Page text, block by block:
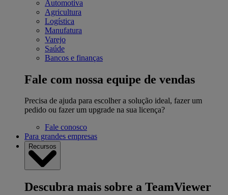
Automotiva
Agricultura
Logística
Manufatura
Varejo
Saúde
Bancos e finanças
Fale com nossa equipe de vendas
Precisa de ajuda para escolher a solução ideal, fazer um
pedido ou fazer um upgrade na sua licença?
Fale conosco
Para grandes empresas
Recursos
Descubra mais sobre a TeamViewer